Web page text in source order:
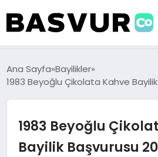
BAŞVURULAR
BAYILIKLER
Ana Sayfa Bayilikler
1983 Beyoğlu Çikolata Kahve
1983 Beyoğlu
Bayilik Başvurusu